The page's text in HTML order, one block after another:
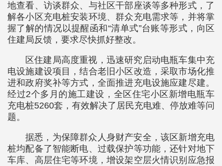
地查看、访谈群众、与社区干部座谈等多种形式，了
解各小区充电桩安装环境、群众充电需求等，并将掌
握了解的情况以提醒函和“清单式”台账等形式，向区
住建局反馈，要求尽快抓好整改。
区住建局高度重视，迅速研究启动电瓶车集中充
电设施建设项目，结合老旧小区改造，采取市场化推
进和政府奖补等方式，全面推进充电设施应建尽建。
经过2个多月的施工建设，全区住宅小区新增电瓶车
充电桩5260套，有效解决了居民充电难、停放难等问
题。
据悉，为保障群众人身财产安全，该区新增充电
桩均配备了智能断电、过载保护等功能，还针对地下
车库、高层住宅等环境，增设架空层火情识别应急报